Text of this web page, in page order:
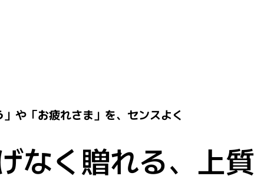
」や「お疲れさま」を、センスよく
なく贈れる、上質